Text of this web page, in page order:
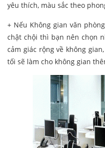
yêu thích, màu sắc theo
+ Nếu Không gian văn
chật chội thì bạn nên chọn
cảm giác rộng về không
tối sẽ làm cho không gian